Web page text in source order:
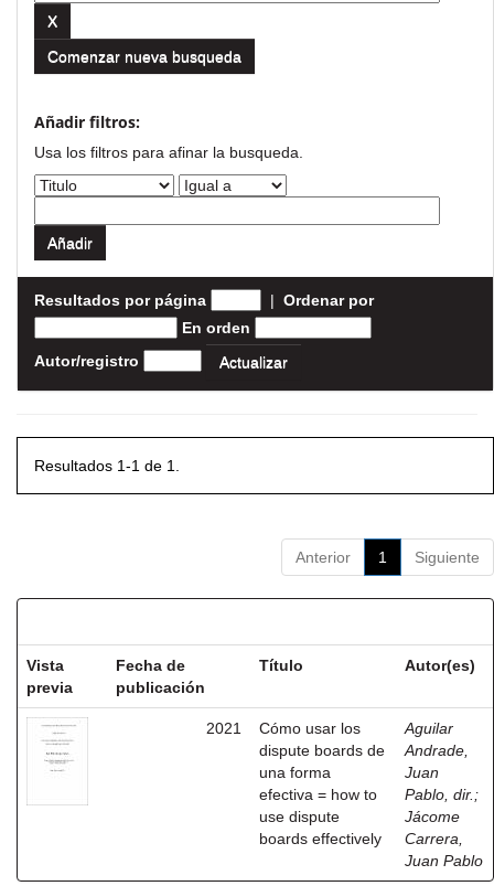
Comenzar nueva busqueda
Añadir filtros:
Usa los filtros para afinar la busqueda.
Resultados por página | Ordenar por
En orden
Autor/registro
Resultados 1-1 de 1.
Anterior 1 Siguiente
Vista
previa
Fecha de
publicación
Título Autor(es)
2021
Cómo usar los
dispute boards de
una forma
efectiva = how to
use dispute
boards effectively
Aguilar
Andrade,
Juan
Pablo, dir. ;
Jácome
Carrera,
Juan Pablo